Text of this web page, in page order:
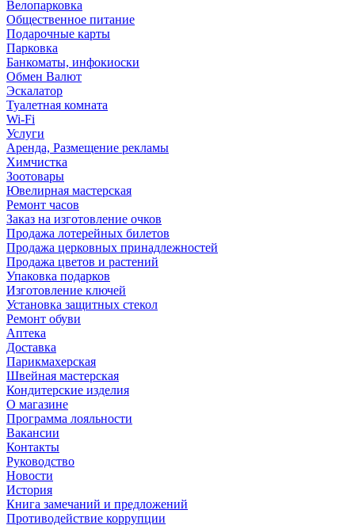
Велопарковка
Общественное питание
Подарочные карты
Парковка
Банкоматы, инфокиоски
Обмен Валют
Эскалатор
Туалетная комната
Wi-Fi
Услуги
Аренда, Размещение рекламы
Химчистка
Зоотовары
Ювелирная мастерская
Ремонт часов
Заказ на изготовление очков
Продажа лотерейных билетов
Продажа церковных принадлежностей
Продажа цветов и растений
Упаковка подарков
Изготовление ключей
Установка защитных стекол
Ремонт обуви
Аптека
Доставка
Парикмахерская
Швейная мастерская
Кондитерские изделия
О магазине
Программа лояльности
Вакансии
Контакты
Руководство
Новости
История
Книга замечаний и предложений
Противодействие коррупции